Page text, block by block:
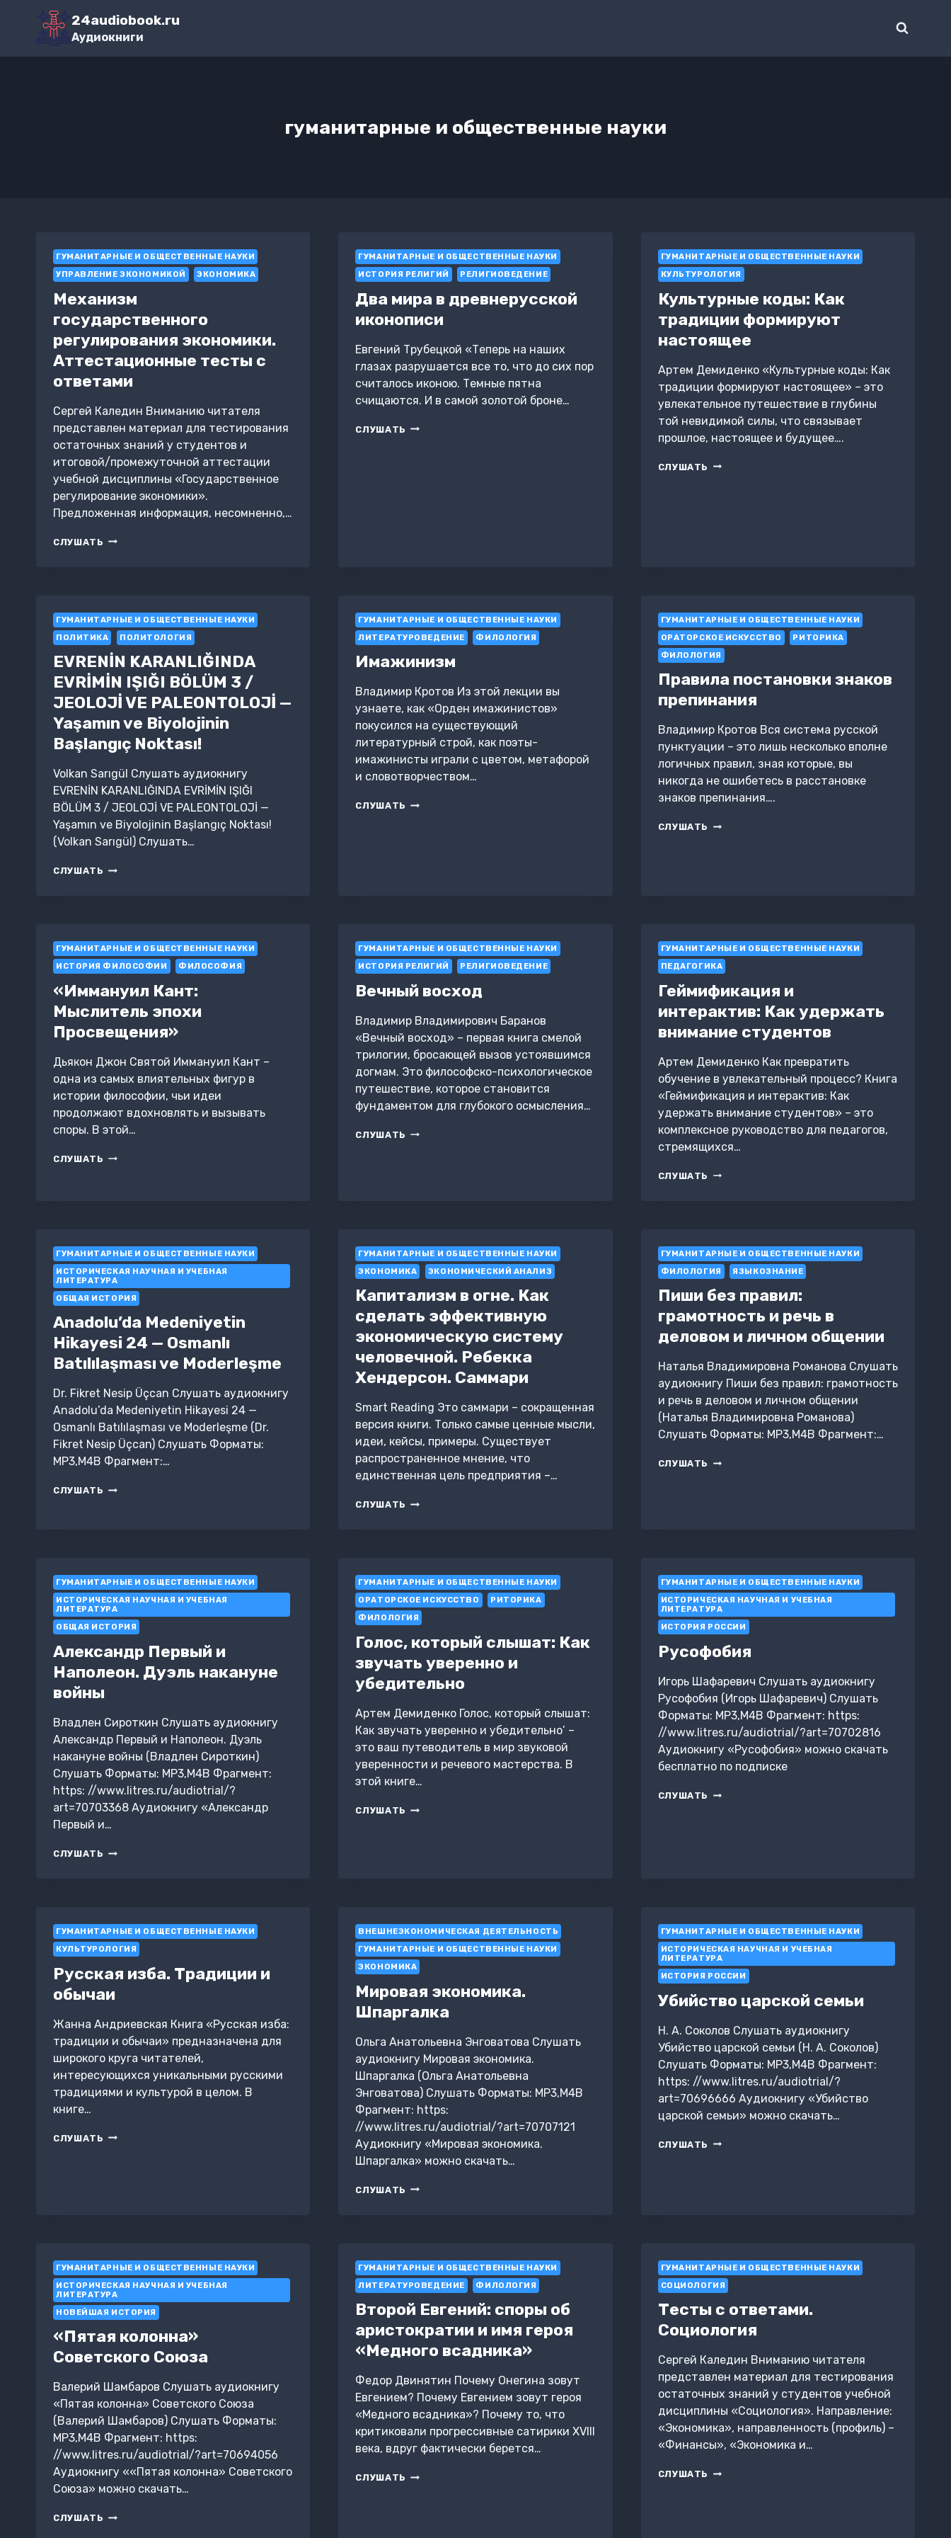
Перейти
содержимому
24audiobook.ru
Аудиокниги
гуманитарные и общественные науки
ГУМАНИТАРНЫЕ И ОБЩЕСТВЕННЫЕ НАУКИ
УПРАВЛЕНИЕ ЭКОНОМИКОЙ
ЭКОНОМИКА
Механизм
государственного
регулирования экономики.
Аттестационные тесты с
ответами
Сергей Каледин Вниманию читателя
представлен материал для тестирования
остаточных знаний у студентов и
итоговой/промежуточной аттестации
учебной дисциплины «Государственное
регулирование экономики».
Предложенная информация, несомненно,…
СЛУШАТЬ МЕХАНИЗМ
С
ОТВЕТАМИ
ГУМАНИТАРНЫЕ И ОБЩЕСТВЕННЫЕ НАУКИ
ИСТОРИЯ РЕЛИГИЙ
РЕЛИГИОВЕДЕНИЕ
Два мира в древнерусской
иконописи
Евгений Трубецкой «Теперь на наших
глазах разрушается все то, что до сих пор
считалось иконою. Темные пятна
счищаются. И в самой золотой броне…
СЛУШАТЬ ДВА
ГУМАНИТАРНЫЕ И ОБЩЕСТВЕННЫЕ НАУКИ
КУЛЬТУРОЛОГИЯ
Культурные коды: Как
традиции формируют
настоящее
Артем Демиденко «Культурные коды: Как
традиции формируют настоящее» – это
увлекательное путешествие в глубины
той невидимой силы, что связывает
прошлое, настоящее и будущее….
СЛУШАТЬ КУЛЬТУРНЫЕ
ГУМАНИТАРНЫЕ И ОБЩЕСТВЕННЫЕ НАУКИ
ПОЛИТИКА
ПОЛИТОЛОГИЯ
EVRENİN KARANLIĞINDA
EVRİMİN IŞIĞI BÖLÜM 3 /
JEOLOJİ VE PALEONTOLOJİ —
Yaşamın ve Biyolojinin
Başlangıç Noktası!
Volkan Sarıgül Слушать аудиокнигу
EVRENİN KARANLIĞINDA EVRİMİN IŞIĞI
BÖLÜM 3 / JEOLOJİ VE PALEONTOLOJİ —
Yaşamın ve Biyolojinin Başlangıç Noktası!
(Volkan Sarıgül) Слушать…
СЛУШАТЬ EVRENİN
/
JEOLOJİ
VE
PALEONTOLOJİ
YAŞAMIN
VE
BAŞLANGIÇ
NOKTASI!
ГУМАНИТАРНЫЕ И ОБЩЕСТВЕННЫЕ НАУКИ
ЛИТЕРАТУРОВЕДЕНИЕ
ФИЛОЛОГИЯ
Имажинизм
Владимир Кротов Из этой лекции вы
узнаете, как «Орден имажинистов»
покусился на существующий
литературный строй, как поэты-
имажинисты играли с цветом, метафорой
и словотворчеством…
СЛУШАТЬ ИМАЖИНИЗМ
ГУМАНИТАРНЫЕ И ОБЩЕСТВЕННЫЕ НАУКИ
ОРАТОРСКОЕ ИСКУССТВО
РИТОРИКА
ФИЛОЛОГИЯ
Правила постановки знаков
препинания
Владимир Кротов Вся система русской
пунктуации – это лишь несколько вполне
логичных правил, зная которые, вы
никогда не ошибетесь в расстановке
знаков препинания….
СЛУШАТЬ ПРАВИЛА
ГУМАНИТАРНЫЕ И ОБЩЕСТВЕННЫЕ НАУКИ
ИСТОРИЯ ФИЛОСОФИИ
ФИЛОСОФИЯ
«Иммануил Кант:
Мыслитель эпохи
Просвещения»
Дьякон Джон Святой Иммануил Кант –
одна из самых влиятельных фигур в
истории философии, чьи идеи
продолжают вдохновлять и вызывать
споры. В этой…
СЛУШАТЬ «ИММАНУИЛ
ГУМАНИТАРНЫЕ И ОБЩЕСТВЕННЫЕ НАУКИ
ИСТОРИЯ РЕЛИГИЙ
РЕЛИГИОВЕДЕНИЕ
Вечный восход
Владимир Владимирович Баранов
«Вечный восход» – первая книга смелой
трилогии, бросающей вызов устоявшимся
догмам. Это философско-психологическое
путешествие, которое становится
фундаментом для глубокого осмысления…
СЛУШАТЬ ВЕЧНЫЙ
ГУМАНИТАРНЫЕ И ОБЩЕСТВЕННЫЕ НАУКИ
ПЕДАГОГИКА
Геймификация и
интерактив: Как удержать
внимание студентов
Артем Демиденко Как превратить
обучение в увлекательный процесс? Книга
«Геймификация и интерактив: Как
удержать внимание студентов» – это
комплексное руководство для педагогов,
стремящихся…
СЛУШАТЬ ГЕЙМИФИКАЦИЯ
СТУДЕНТОВ
ГУМАНИТАРНЫЕ И ОБЩЕСТВЕННЫЕ НАУКИ
ИСТОРИЧЕСКАЯ НАУЧНАЯ И УЧЕБНАЯ
ЛИТЕРАТУРА
ОБЩАЯ ИСТОРИЯ
Anadolu’da Medeniyetin
Hikayesi 24 — Osmanlı
Batılılaşması ve Moderleşme
Dr. Fikret Nesip Üçcan Слушать аудиокнигу
Anadolu’da Medeniyetin Hikayesi 24 —
Osmanlı Batılılaşması ve Moderleşme (Dr.
Fikret Nesip Üçcan) Слушать Форматы:
MP3,M4B Фрагмент:…
СЛУШАТЬ ANADOLU’DA
VE
MODERLEŞME
ГУМАНИТАРНЫЕ И ОБЩЕСТВЕННЫЕ НАУКИ
ЭКОНОМИКА
ЭКОНОМИЧЕСКИЙ АНАЛИЗ
Капитализм в огне. Как
сделать эффективную
экономическую систему
человечной. Ребекка
Хендерсон. Саммари
Smart Reading Это саммари – сокращенная
версия книги. Только самые ценные мысли,
идеи, кейсы, примеры. Существует
распространенное мнение, что
единственная цель предприятия –…
СЛУШАТЬ КАПИТАЛИЗМ
ЭКОНОМИЧЕСКУЮ
СИСТЕМУ
ЧЕЛОВЕЧНОЙ.
РЕБЕККА
ХЕНДЕРСОН.
САММАРИ
ГУМАНИТАРНЫЕ И ОБЩЕСТВЕННЫЕ НАУКИ
ФИЛОЛОГИЯ
ЯЗЫКОЗНАНИЕ
Пиши без правил:
грамотность и речь в
деловом и личном общении
Наталья Владимировна Романова Слушать
аудиокнигу Пиши без правил: грамотность
и речь в деловом и личном общении
(Наталья Владимировна Романова)
Слушать Форматы: MP3,M4B Фрагмент:…
СЛУШАТЬ ПИШИ
ЛИЧНОМ
ОБЩЕНИИ
ГУМАНИТАРНЫЕ И ОБЩЕСТВЕННЫЕ НАУКИ
ИСТОРИЧЕСКАЯ НАУЧНАЯ И УЧЕБНАЯ
ЛИТЕРАТУРА
ОБЩАЯ ИСТОРИЯ
Александр Первый и
Наполеон. Дуэль накануне
войны
Владлен Сироткин Слушать аудиокнигу
Александр Первый и Наполеон. Дуэль
накануне войны (Владлен Сироткин)
Слушать Форматы: MP3,M4B Фрагмент:
https: //www.litres.ru/audiotrial/?
art=70703368 Аудиокнигу «Александр
Первый и…
СЛУШАТЬ АЛЕКСАНДР
ВОЙНЫ
ГУМАНИТАРНЫЕ И ОБЩЕСТВЕННЫЕ НАУКИ
ОРАТОРСКОЕ ИСКУССТВО
РИТОРИКА
ФИЛОЛОГИЯ
Голос, который слышат: Как
звучать уверенно и
убедительно
Артем Демиденко Голос, который слышат:
Как звучать уверенно и убедительно’ –
это ваш путеводитель в мир звуковой
уверенности и речевого мастерства. В
этой книге…
СЛУШАТЬ ГОЛОС,
ГУМАНИТАРНЫЕ И ОБЩЕСТВЕННЫЕ НАУКИ
ИСТОРИЧЕСКАЯ НАУЧНАЯ И УЧЕБНАЯ
ЛИТЕРАТУРА
ИСТОРИЯ РОССИИ
Русофобия
Игорь Шафаревич Слушать аудиокнигу
Русофобия (Игорь Шафаревич) Слушать
Форматы: MP3,M4B Фрагмент: https:
//www.litres.ru/audiotrial/?art=70702816
Аудиокнигу «Русофобия» можно скачать
бесплатно по подписке
СЛУШАТЬ РУСОФОБИЯ
ГУМАНИТАРНЫЕ И ОБЩЕСТВЕННЫЕ НАУКИ
КУЛЬТУРОЛОГИЯ
Русская изба. Традиции и
обычаи
Жанна Андриевская Книга «Русская изба:
традиции и обычаи» предназначена для
широкого круга читателей,
интересующихся уникальными русскими
традициями и культурой в целом. В
книге…
СЛУШАТЬ РУССКАЯ
ВНЕШНЕЭКОНОМИЧЕСКАЯ ДЕЯТЕЛЬНОСТЬ
ГУМАНИТАРНЫЕ И ОБЩЕСТВЕННЫЕ НАУКИ
ЭКОНОМИКА
Мировая экономика.
Шпаргалка
Ольга Анатольевна Энговатова Слушать
аудиокнигу Мировая экономика.
Шпаргалка (Ольга Анатольевна
Энговатова) Слушать Форматы: MP3,M4B
Фрагмент: https:
//www.litres.ru/audiotrial/?art=70707121
Аудиокнигу «Мировая экономика.
Шпаргалка» можно скачать…
СЛУШАТЬ МИРОВАЯ
ГУМАНИТАРНЫЕ И ОБЩЕСТВЕННЫЕ НАУКИ
ИСТОРИЧЕСКАЯ НАУЧНАЯ И УЧЕБНАЯ
ЛИТЕРАТУРА
ИСТОРИЯ РОССИИ
Убийство царской семьи
Н. А. Соколов Слушать аудиокнигу
Убийство царской семьи (Н. А. Соколов)
Слушать Форматы: MP3,M4B Фрагмент:
https: //www.litres.ru/audiotrial/?
art=70696666 Аудиокнигу «Убийство
царской семьи» можно скачать…
СЛУШАТЬ УБИЙСТВО
ГУМАНИТАРНЫЕ И ОБЩЕСТВЕННЫЕ НАУКИ
ИСТОРИЧЕСКАЯ НАУЧНАЯ И УЧЕБНАЯ
ЛИТЕРАТУРА
НОВЕЙШАЯ ИСТОРИЯ
«Пятая колонна»
Советского Союза
Валерий Шамбаров Слушать аудиокнигу
«Пятая колонна» Советского Союза
(Валерий Шамбаров) Слушать Форматы:
MP3,M4B Фрагмент: https:
//www.litres.ru/audiotrial/?art=70694056
Аудиокнигу ««Пятая колонна» Советского
Союза» можно скачать…
СЛУШАТЬ «ПЯТАЯ
ГУМАНИТАРНЫЕ И ОБЩЕСТВЕННЫЕ НАУКИ
ЛИТЕРАТУРОВЕДЕНИЕ
ФИЛОЛОГИЯ
Второй Евгений: споры об
аристократии и имя героя
«Медного всадника»
Федор Двинятин Почему Онегина зовут
Евгением? Почему Евгением зовут героя
«Медного всадника»? Почему то, что
критиковали прогрессивные сатирики XVIII
века, вдруг фактически берется…
СЛУШАТЬ ВТОРОЙ
ГУМАНИТАРНЫЕ И ОБЩЕСТВЕННЫЕ НАУКИ
СОЦИОЛОГИЯ
Тесты с ответами.
Социология
Сергей Каледин Вниманию читателя
представлен материал для тестирования
остаточных знаний у студентов учебной
дисциплины «Социология». Направление:
«Экономика», направленность (профиль) –
«Финансы», «Экономика и…
СЛУШАТЬ ТЕСТЫ